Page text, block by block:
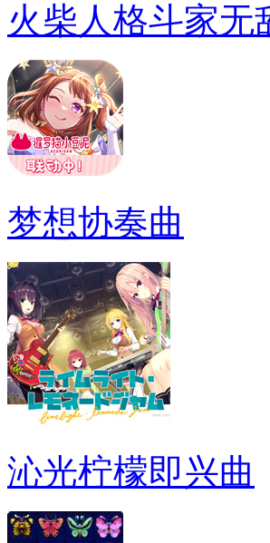
火柴人格斗家无
梦想协奏曲
沁光柠檬即兴曲